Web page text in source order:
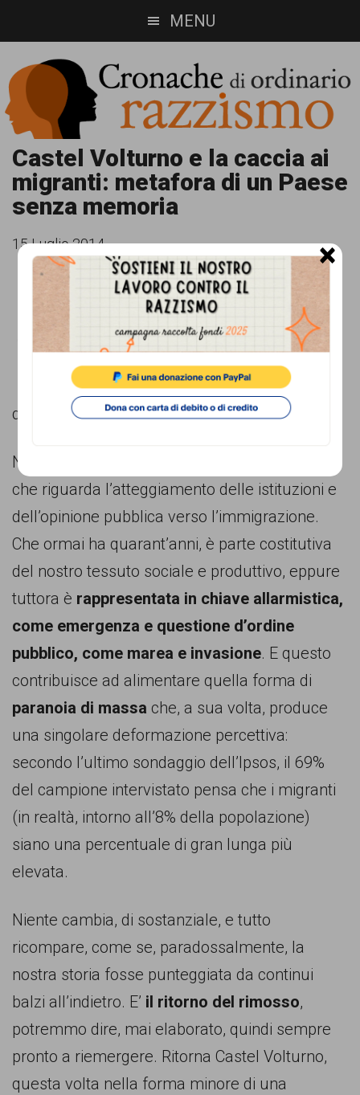
to
main
content
to
footer
MENU
Cronache
di
ordinario
razzismo
Cronachediordinariorazzismo.org
un
sito
informazione,
comunicazione
specificamente
dedicato
fenomeno
del
razzismo
curato
da
collaborazione
persone,
associazioni
movimenti
che
per
pari
opportunità
garanzia
Castel Volturno e la caccia ai
migranti: metafora di un Paese
senza memoria
15 Luglio 2014
di Annamaria Rivera
Niente cambia nel nostro infelice paese per ciò
che riguarda l’atteggiamento delle istituzioni e
dell’opinione pubblica verso l’immigrazione.
Che ormai ha quarant’anni, è parte costitutiva
del nostro tessuto sociale e produttivo, eppure
tuttora è rappresentata in chiave allarmistica,
come emergenza e questione d’ordine
pubblico, come marea e invasione. E questo
contribuisce ad alimentare quella forma di
paranoia di massa che, a sua volta, produce
una singolare deformazione percettiva:
secondo l’ultimo sondaggio dell’Ipsos, il 69%
del campione intervistato pensa che i migranti
(in realtà, intorno all’8% della popolazione)
siano una percentuale di gran lunga più
elevata.
Niente cambia, di sostanziale, e tutto
ricompare, come se, paradossalmente, la
nostra storia fosse punteggiata da continui
balzi all’indietro. E’ il ritorno del rimosso,
potremmo dire, mai elaborato, quindi sempre
pronto a riemergere. Ritorna Castel Volturno,
questa volta nella forma minore di una
×